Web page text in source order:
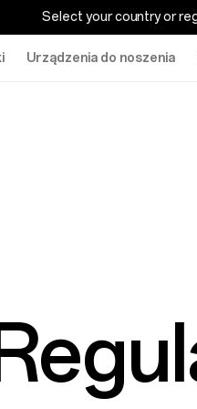
Select your country or
Urządzenia do noszenia